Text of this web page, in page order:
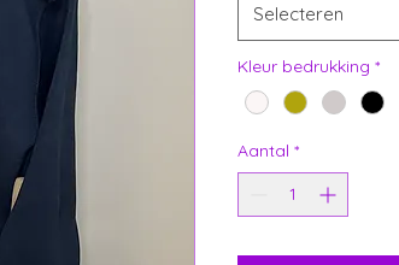
Selecteren
Kleur bedrukking *
Aantal *